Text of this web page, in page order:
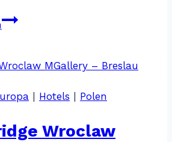
Reisepech
#4
Hotels Polen
Wroclaw